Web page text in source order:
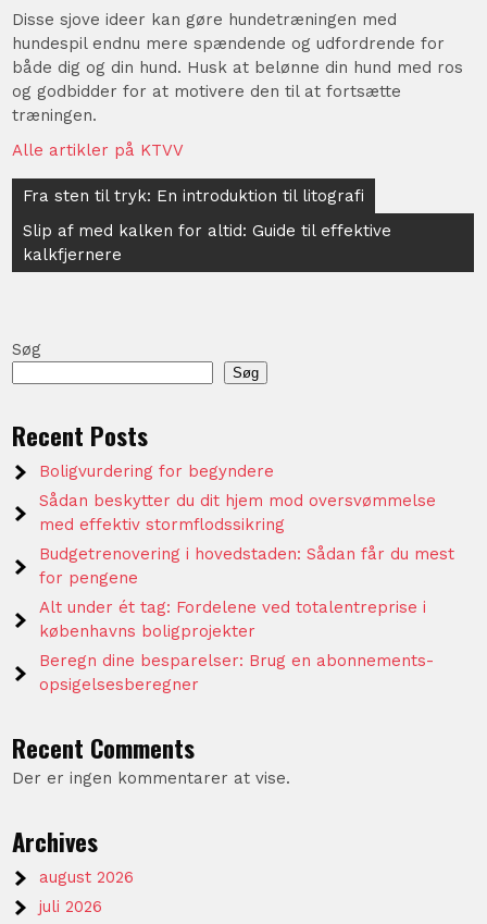
Disse sjove ideer kan gøre hundetræningen med
hundespil endnu mere spændende og udfordrende for
både dig og din hund. Husk at belønne din hund med ros
og godbidder for at motivere den til at fortsætte
træningen.
Alle artikler på KTVV
Indlægsnavigation
Fra sten til tryk: En introduktion til litografi
Slip af med kalken for altid: Guide til effektive
kalkfjernere
Søg
Søg
Recent Posts
Boligvurdering for begyndere
Sådan beskytter du dit hjem mod oversvømmelse
med effektiv stormflodssikring
Budgetrenovering i hovedstaden: Sådan får du mest
for pengene
Alt under ét tag: Fordelene ved totalentreprise i
københavns boligprojekter
Beregn dine besparelser: Brug en abonnements-
opsigelsesberegner
Recent Comments
Der er ingen kommentarer at vise.
Archives
august 2026
juli 2026